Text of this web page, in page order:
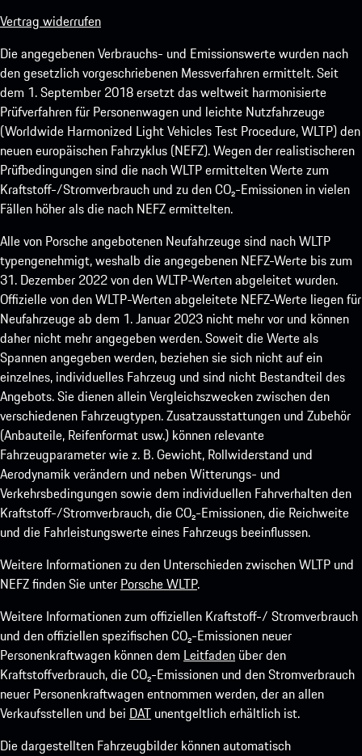
Vertrag widerrufen
Die angegebenen Verbrauchs- und Emissionswerte wurden nach
den gesetzlich vorgeschriebenen Messverfahren ermittelt. Seit
dem 1. September 2018 ersetzt das weltweit harmonisierte
Prüfverfahren für Personenwagen und leichte Nutzfahrzeuge
(Worldwide Harmonized Light Vehicles Test Procedure, WLTP) den
neuen europäischen Fahrzyklus (NEFZ). Wegen der realistischeren
Prüfbedingungen sind die nach WLTP ermittelten Werte zum
Kraftstoff-/Stromverbrauch und zu den CO₂-Emissionen in vielen
Fällen höher als die nach NEFZ ermittelten.
Alle von Porsche angebotenen Neufahrzeuge sind nach WLTP
typengenehmigt, weshalb die angegebenen NEFZ-Werte bis zum
31. Dezember 2022 von den WLTP-Werten abgeleitet wurden.
Offizielle von den WLTP-Werten abgeleitete NEFZ-Werte liegen für
Neufahrzeuge ab dem 1. Januar 2023 nicht mehr vor und können
daher nicht mehr angegeben werden. Soweit die Werte als
Spannen angegeben werden, beziehen sie sich nicht auf ein
einzelnes, individuelles Fahrzeug und sind nicht Bestandteil des
Angebots. Sie dienen allein Vergleichszwecken zwischen den
verschiedenen Fahrzeugtypen. Zusatzausstattungen und Zubehör
(Anbauteile, Reifenformat usw.) können relevante
Fahrzeugparameter wie z. B. Gewicht, Rollwiderstand und
Aerodynamik verändern und neben Witterungs- und
Verkehrsbedingungen sowie dem individuellen Fahrverhalten den
Kraftstoff-/Stromverbrauch, die CO₂-Emissionen, die Reichweite
und die Fahrleistungswerte eines Fahrzeugs beeinflussen.
Weitere Informationen zu den Unterschieden zwischen WLTP und
NEFZ finden Sie unter Porsche WLTP.
Weitere Informationen zum offiziellen Kraftstoff-/ Stromverbrauch
und den offiziellen spezifischen CO₂-Emissionen neuer
Personenkraftwagen können dem Leitfaden über den
Kraftstoffverbrauch, die CO₂-Emissionen und den Stromverbrauch
neuer Personenkraftwagen entnommen werden, der an allen
Verkaufsstellen und bei DAT unentgeltlich erhältlich ist.
Die dargestellten Fahrzeugbilder können automatisch